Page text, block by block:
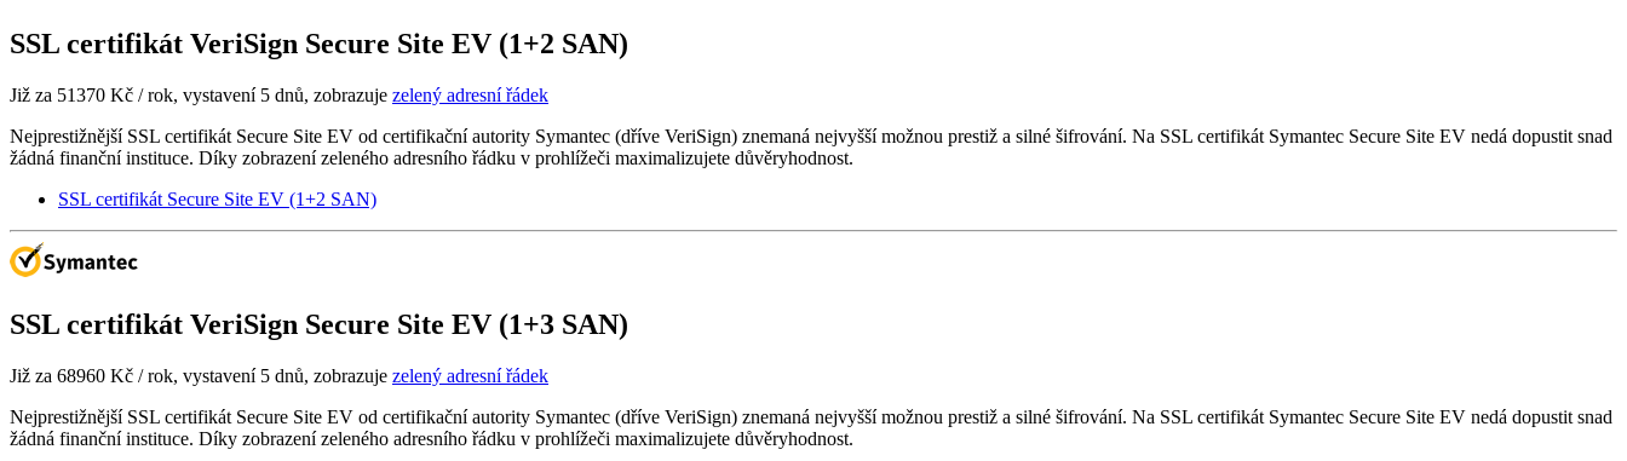
SSL certifikát VeriSign Secure Site EV (1+2 SAN)
Již za 51370 Kč / rok, vystavení 5 dnů, zobrazuje zelený adresní řádek
Nejprestižnější SSL certifikát Secure Site EV od certifikační autority Symantec (dříve VeriSign) znemaná nejvyšší možnou prestiž a silné šifrování. Na SSL certifikát Symantec Secure Site EV nedá dopustit snad
žádná finanční instituce. Díky zobrazení zeleného adresního řádku v prohlížeči maximalizujete důvěryhodnost.
SSL certifikát Secure Site EV (1+2 SAN)
SSL certifikát VeriSign Secure Site EV (1+3 SAN)
Již za 68960 Kč / rok, vystavení 5 dnů, zobrazuje zelený adresní řádek
Nejprestižnější SSL certifikát Secure Site EV od certifikační autority Symantec (dříve VeriSign) znemaná nejvyšší možnou prestiž a silné šifrování. Na SSL certifikát Symantec Secure Site EV nedá dopustit snad
žádná finanční instituce. Díky zobrazení zeleného adresního řádku v prohlížeči maximalizujete důvěryhodnost.